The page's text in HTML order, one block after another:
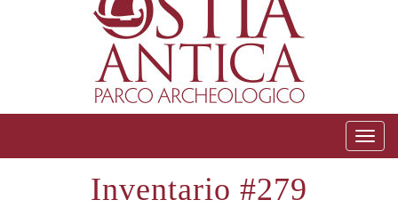
279